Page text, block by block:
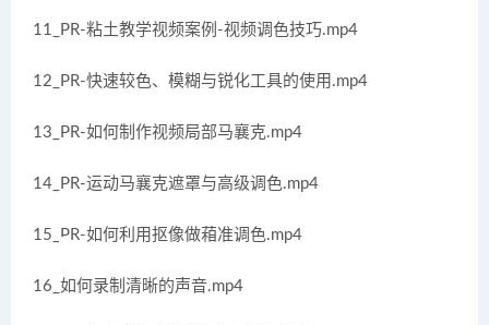
11_PR-粘土教学视频案例-视频调色技巧.mp4
12_PR-快速较色、模糊与锐化工具的使用.mp4
13_PR-如何制作视频局部马襄克.mp4
14_PR-运动马襄克遮罩与高级调色.mp4
15_PR-如何利用抠像做葙准调色.mp4
16_如何录制清晰的声音.mp4